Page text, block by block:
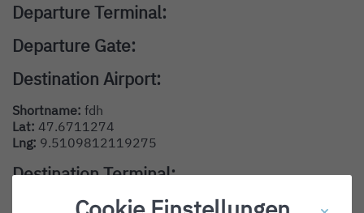
Departure Terminal:
Departure Gate:
Destination Airport:
Shortname: fdh
Lat: 47.6711274
Lng: 9.5109812119275
Destination Terminal:
Destination Gate: